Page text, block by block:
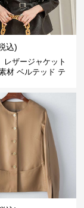
込)
レザージャケット
材 ベルテッド テ